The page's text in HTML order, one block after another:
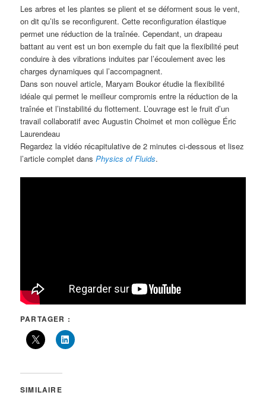
Les arbres et les plantes se plient et se déforment sous le vent,
on dit qu’ils se reconfigurent. Cette reconfiguration élastique
permet une réduction de la traînée. Cependant, un drapeau
battant au vent est un bon exemple du fait que la flexibilité peut
conduire à des vibrations induites par l’écoulement avec les
charges dynamiques qui l’accompagnent.
Dans son nouvel article, Maryam Boukor étudie la flexibilité
idéale qui permet le meilleur compromis entre la réduction de la
traînée et l’instabilité du flottement. L’ouvrage est le fruit d’un
travail collaboratif avec Augustin Choimet et mon collègue Éric
Laurendeau
Regardez la vidéo récapitulative de 2 minutes ci-dessous et lisez
l’article complet dansPhysics of Fluids.
PARTAGER :
SIMILAIRE